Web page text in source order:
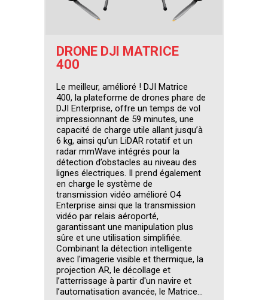
DRONE DJI MATRICE
400
Le meilleur, amélioré ! DJI Matrice
400, la plateforme de drones phare de
DJI Enterprise, offre un temps de vol
impressionnant de 59 minutes, une
capacité de charge utile allant jusqu’à
6 kg, ainsi qu’un LiDAR rotatif et un
radar mmWave intégrés pour la
détection d’obstacles au niveau des
lignes électriques. Il prend également
en charge le système de
transmission vidéo amélioré O4
Enterprise ainsi que la transmission
vidéo par relais aéroporté,
garantissant une manipulation plus
sûre et une utilisation simplifiée.
Combinant la détection intelligente
avec l'imagerie visible et thermique, la
projection AR, le décollage et
l’atterrissage à partir d'un navire et
l’automatisation avancée, le Matrice...